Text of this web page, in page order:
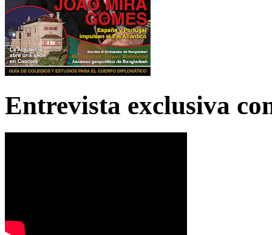
Entrevista exclusiva